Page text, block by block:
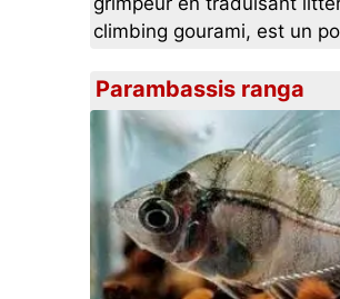
climbing gourami, est un
Parambassis ranga